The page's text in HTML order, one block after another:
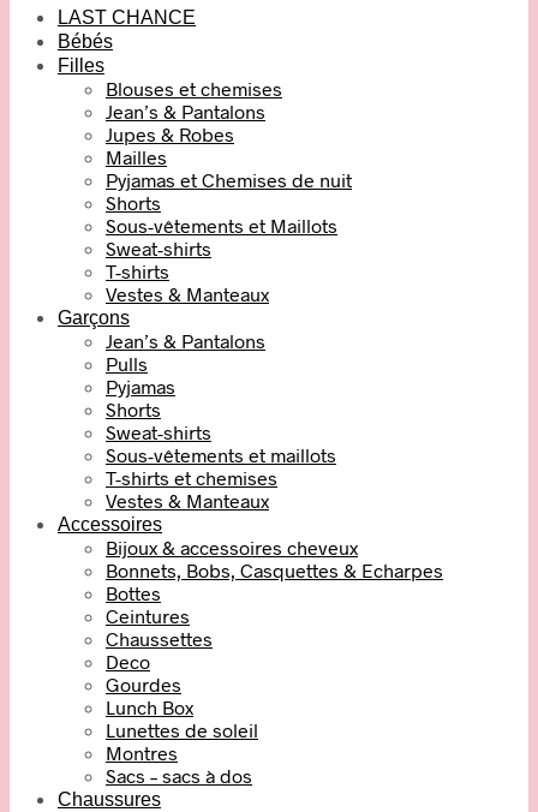
LAST CHANCE
Bébés
Filles
Blouses et chemises
Jean’s & Pantalons
Jupes & Robes
Mailles
Pyjamas et Chemises de nuit
Shorts
Sous-vêtements et Maillots
Sweat-shirts
T-shirts
Vestes & Manteaux
Garçons
Jean’s & Pantalons
Pulls
Pyjamas
Shorts
Sweat-shirts
Sous-vêtements et maillots
T-shirts et chemises
Vestes & Manteaux
Accessoires
Bijoux & accessoires cheveux
Bonnets, Bobs, Casquettes & Echarpes
Bottes
Ceintures
Chaussettes
Deco
Gourdes
Lunch Box
Lunettes de soleil
Montres
Sacs – sacs à dos
Chaussures